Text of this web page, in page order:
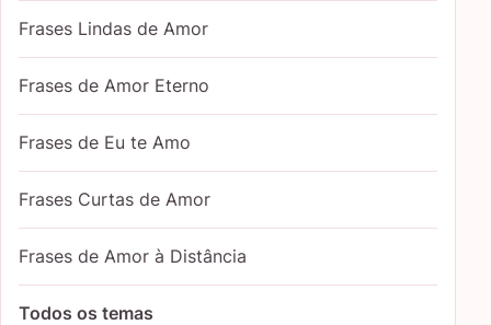
Frases Lindas de Amor
Frases de Amor Eterno
Frases de Eu te Amo
Frases Curtas de Amor
Frases de Amor à Distância
Todos os temas